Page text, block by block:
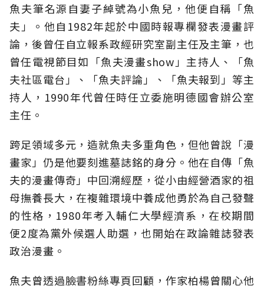
魚夫筆名源自妻子綽號為小魚兒，他便自稱「魚
夫」。他自1982年起於中國時報專欄發表漫畫評
論，後曾任自立報系政經研究室副主任及主筆，也
曾任電視節目如「魚夫漫畫show」主持人、「魚
夫社區電台」、「魚夫評論」、「魚夫報到」等主
持人，1990年代曾任時任立委施明德國會辦公室
主任。
跨足領域多元，造就魚夫多重角色，但他曾說「漫
畫家」仍是他要刻進墓誌銘的身分。他在自傳「魚
夫的漫畫傳奇」中回溯經歷，從小由經營酒家的祖
母撫養長大，在複雜環境中養成他勇於為自己發聲
的性格，1980年考入輔仁大學經濟系，在校期間
便2度為黨外候選人助選，也開始在政論雜誌發表
政治漫畫。
魚夫曾透過臉書粉絲專頁回顧，作家柏楊曾關心他